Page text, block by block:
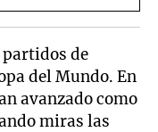
partidos de
del Mundo. En
avanzado como
miras las